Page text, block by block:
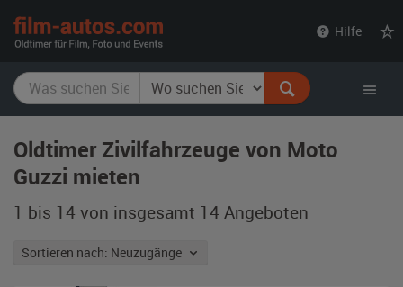
Hilfe
Oldtimer Zivilfahrzeuge von Moto
Guzzi mieten
1 bis 14 von insgesamt 14 Angeboten
Sortieren nach: Neuzugänge